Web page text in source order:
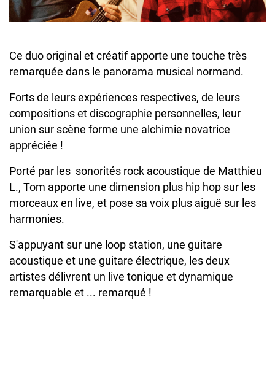
Ce duo original et créatif apporte une touche très
remarquée dans le panorama musical normand.
Forts de leurs expériences respectives, de leurs
compositions et discographie personnelles, leur
union sur scène forme une alchimie novatrice
appréciée !
Porté par les sonorités rock acoustique de Matthieu
L., Tom apporte une dimension plus hip hop sur les
morceaux en live, et pose sa voix plus aiguë sur les
harmonies.
S'appuyant sur une loop station, une guitare
acoustique et une guitare électrique, les deux
artistes délivrent un live tonique et dynamique
remarquable et ... remarqué !